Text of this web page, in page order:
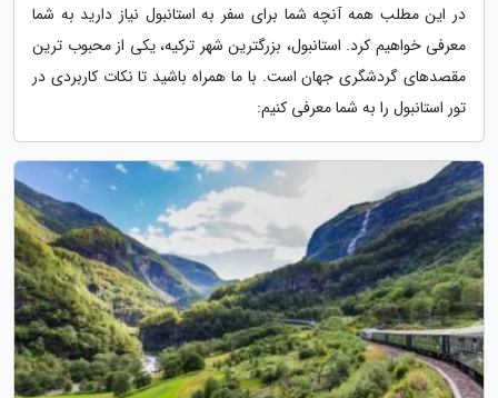
در این مطلب همه آنچه شما برای سفر به استانبول نیاز دارید به شما
معرفی خواهیم کرد. استانبول، بزرگترین شهر ترکیه، یکی از محبوب ترین
مقصدهای گردشگری جهان است. با ما همراه باشید تا نکات کاربردی در
تور استانبول را به شما معرفی کنیم: